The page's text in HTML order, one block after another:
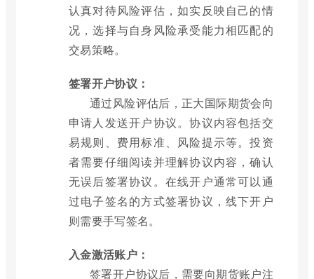
认真对待风险评估，如实反映自己的情
况，选择与自身风险承受能力相匹配的
交易策略。
签署开户协议：
通过风险评估后，正大国际期货会向
申请人发送开户协议。协议内容包括交
易规则、费用标准、风险提示等。投资
者需要仔细阅读并理解协议内容，确认
无误后签署协议。在线开户通常可以通
过电子签名的方式签署协议，线下开户
则需要手写签名。
入金激活账户：
签署开户协议后，需要向期货账户注